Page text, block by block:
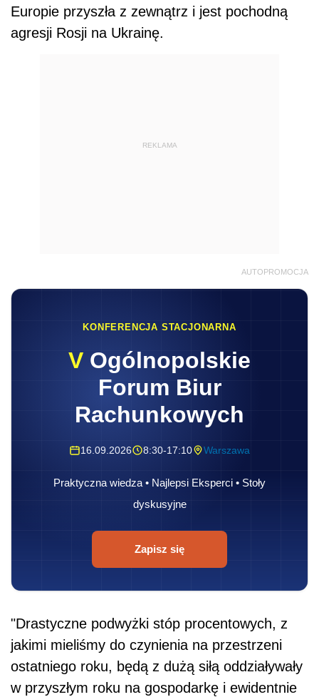
Europie przyszła z zewnątrz i jest pochodną
agresji Rosji na Ukrainę.
REKLAMA
AUTOPROMOCJA
KONFERENCJA STACJONARNA
V Ogólnopolskie
Forum Biur
Rachunkowych
16.09.2026 8:30-17:10 Warszawa
Praktyczna wiedza • Najlepsi Eksperci • Stoły
dyskusyjne
Zapisz się
"Drastyczne podwyżki stóp procentowych, z
jakimi mieliśmy do czynienia na przestrzeni
ostatniego roku, będą z dużą siłą oddziaływały
w przyszłym roku na gospodarkę i ewidentnie